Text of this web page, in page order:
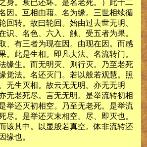
身。衰已还坏。是名老死。）此十二
因。互相由藉。名为缘。三世相续循
回转。故曰轮回。始由过去世无明、
识、名色、六入、触、受五者为果。
、有三者为现在因。由现在因。而感
。此是生相。即凡夫法。名流转门。
缘生。而无明灭、则行灭。乃至老死
觉法。名还灭门。若以般若观慧。照
无生灭相。故云无无明。亦无无明
无老死尽。言无无明。是举流转初相
举还灭初相空。乃至无老死。是举流
尽。是举还灭末相空。尽、即灭也。
该其中。以显般若真空。体非流转还
缘也。